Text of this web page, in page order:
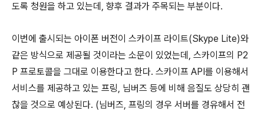
도록 청원을 하고 있는데, 향후 결과가 주목되는 부분이다.
이번에 출시되는 아이폰 버전이 스카이프 라이트(Skype Lite)와
같은 방식으로 제공될 것이라는 소문이 있었는데, 스카이프의 P2
P 프로토콜을 그대로 이용한다고 한다. 스카이프 API를 이용해서
서비스를 제공하고 있는 프링, 님버즈 등에 비해 음질도 상당히 괜
찮을 것으로 예상된다. (님버즈, 프링의 경우 서버를 경유해서 전